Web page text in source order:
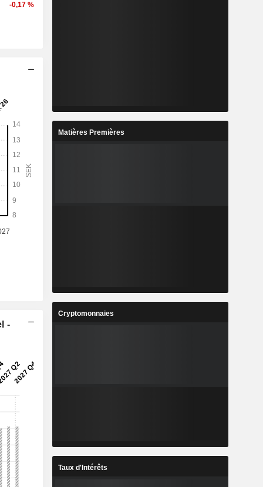
-0,17 %
-
Matières Premières
Cryptomonnaies
Taux d'Intérêts